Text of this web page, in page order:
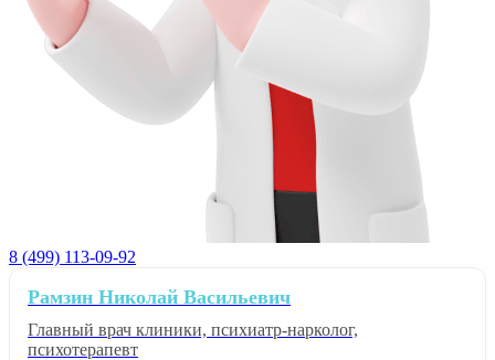
8 (499) 113-09-92
Рамзин Николай Васильевич
Главный врач клиники, психиатр-нарколог,
психотерапевт